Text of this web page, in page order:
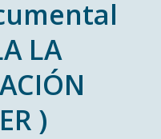
LA
)